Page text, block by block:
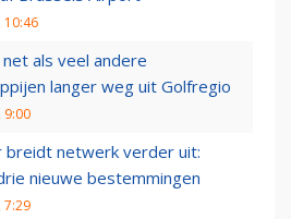
10:46
als veel andere
langer weg uit Golfregio
9:00
breidt netwerk verder uit:
nieuwe bestemmingen
7:29